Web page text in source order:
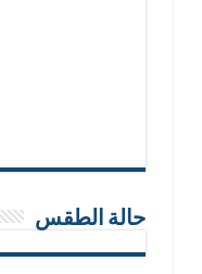
حالة الطقس